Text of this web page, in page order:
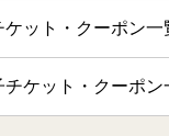
ット・クーポン一
ケット・クーポン